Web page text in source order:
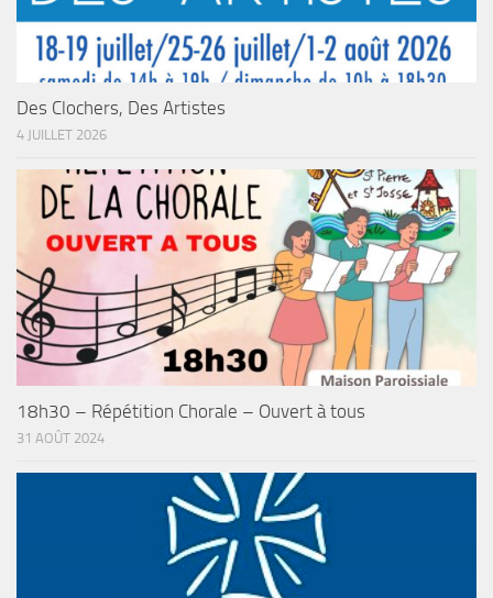
Des Clochers, Des Artistes
4 JUILLET 2026
18h30 – Répétition Chorale – Ouvert à tous
31 AOÛT 2024